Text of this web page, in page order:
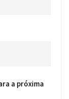
a próxima